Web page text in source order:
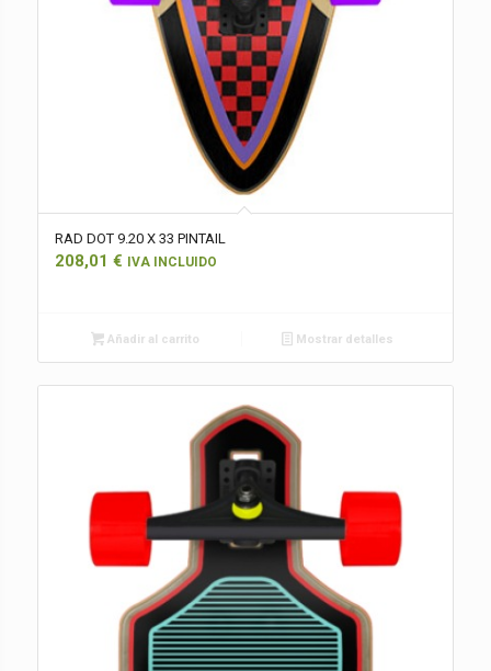
RAD DOT 9.20 X 33 PINTAIL
208,01 € IVA INCLUIDO
Añadir al carrito Mostrar detalles